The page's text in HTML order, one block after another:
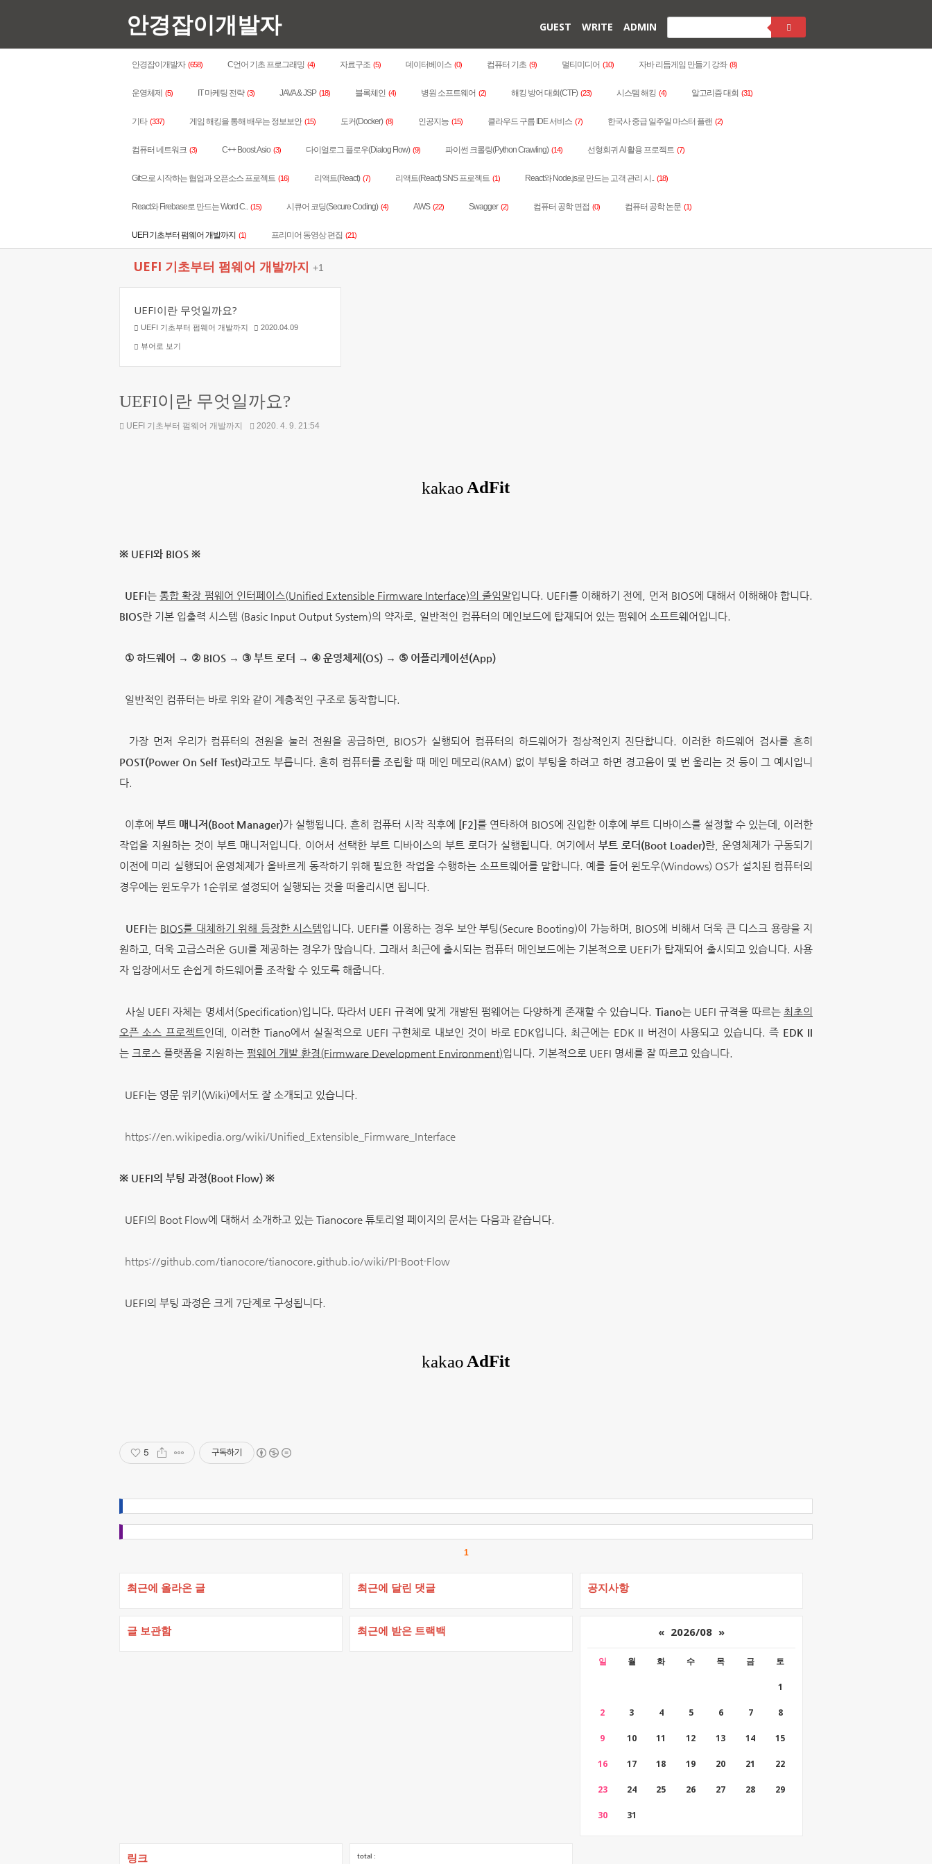
안경잡이개발자 GUEST WRITE ADMIN
안경잡이개발자 (658) C언어 기초 프로그래밍 (4) 자료구조 (5) 데이터베이스 (0) 컴퓨터 기초 (9) 멀티미디어 (10) 자바 리듬게임 만들기 강좌 (8)
운영체제 (5) IT 마케팅 전략 (3) JAVA & JSP (18) 블록체인 (4) 병원 소프트웨어 (2) 해킹 방어 대회(CTF) (23) 시스템 해킹 (4) 알고리즘 대회 (31)
기타 (337) 게임 해킹을 통해 배우는 정보보안 (15) 도커(Docker) (8) 인공지능 (15) 클라우드 구름 IDE 서비스 (7) 한국사 중급 일주일 마스터 플랜 (2)
컴퓨터 네트워크 (3) C++ Boost.Asio (3) 다이얼로그 플로우(Dialog Flow) (9) 파이썬 크롤링(Python Crawling) (14) 선형회귀 AI 활용 프로젝트 (7)
Git으로 시작하는 협업과 오픈소스 프로젝트 (16) 리액트(React) (7) 리액트(React) SNS 프로젝트 (1) React와 Node.js로 만드는 고객 관리 시.. (18)
React와 Firebase로 만드는 Word C.. (15) 시큐어 코딩(Secure Coding) (4) AWS (22) Swagger (2) 컴퓨터 공학 면접 (0) 컴퓨터 공학 논문 (1)
UEFI 기초부터 펌웨어 개발까지 (1) 프리미어 동영상 편집 (21)
UEFI 기초부터 펌웨어 개발까지 +1
UEFI이란 무엇일까요?
UEFI 기초부터 펌웨어 개발까지 2020.04.09
뷰어로 보기
UEFI이란 무엇일까요?
UEFI 기초부터 펌웨어 개발까지 2020. 4. 9. 21:54
※ UEFI와 BIOS ※
UEFI는통합 확장 펌웨어 인터페이스(Unified Extensible Firmware Interface)의 줄임말입니다. UEFI를 이해하기 전에, 먼저 BIOS에 대해서 이해해야 합니다.
BIOS란 기본 입출력 시스템 (Basic Input Output System)의 약자로, 일반적인 컴퓨터의 메인보드에 탑재되어 있는 펌웨어 소프트웨어입니다.
① 하드웨어 → ② BIOS → ③ 부트 로더 → ④ 운영체제(OS) → ⑤ 어플리케이션(App)
일반적인 컴퓨터는 바로 위와 같이 계층적인 구조로 동작합니다.
가장 먼저 우리가 컴퓨터의 전원을 눌러 전원을 공급하면, BIOS가 실행되어 컴퓨터의 하드웨어가 정상적인지 진단합니다. 이러한 하드웨어 검사를 흔히
POST(Power On Self Test)라고도 부릅니다. 흔히 컴퓨터를 조립할 때 메인 메모리(RAM) 없이 부팅을 하려고 하면 경고음이 몇 번 울리는 것 등이 그 예시입니
다.
이후에 부트 매니저(Boot Manager)가 실행됩니다. 흔히 컴퓨터 시작 직후에 [F2]를 연타하여 BIOS에 진입한 이후에 부트 디바이스를 설정할 수 있는데, 이러한
작업을 지원하는 것이 부트 매니저입니다. 이어서 선택한 부트 디바이스의 부트 로더가 실행됩니다. 여기에서 부트 로더(Boot Loader)란, 운영체제가 구동되기
이전에 미리 실행되어 운영체제가 올바르게 동작하기 위해 필요한 작업을 수행하는 소프트웨어를 말합니다. 예를 들어 윈도우(Windows) OS가 설치된 컴퓨터의
경우에는 윈도우가 1순위로 설정되어 실행되는 것을 떠올리시면 됩니다.
UEFI는 BIOS를 대체하기 위해 등장한 시스템입니다. UEFI를 이용하는 경우 보안 부팅(Secure Booting)이 가능하며, BIOS에 비해서 더욱 큰 디스크 용량을 지
원하고, 더욱 고급스러운 GUI를 제공하는 경우가 많습니다. 그래서 최근에 출시되는 컴퓨터 메인보드에는 기본적으로 UEFI가 탑재되어 출시되고 있습니다. 사용
자 입장에서도 손쉽게 하드웨어를 조작할 수 있도록 해줍니다.
사실 UEFI 자체는 명세서(Specification)입니다. 따라서 UEFI 규격에 맞게 개발된 펌웨어는 다양하게 존재할 수 있습니다. Tiano는 UEFI 규격을 따르는최초의
오픈 소스 프로젝트인데, 이러한 Tiano에서 실질적으로 UEFI 구현체로 내보인 것이 바로 EDK입니다. 최근에는 EDK II 버전이 사용되고 있습니다. 즉 EDK II
는 크로스 플랫폼을 지원하는 펌웨어 개발 환경(Firmware Development Environment)입니다. 기본적으로 UEFI 명세를 잘 따르고 있습니다.
UEFI는 영문 위키(Wiki)에서도 잘 소개되고 있습니다.
https://en.wikipedia.org/wiki/Unified_Extensible_Firmware_Interface
※ UEFI의 부팅 과정(Boot Flow) ※
UEFI의 Boot Flow에 대해서 소개하고 있는 Tianocore 튜토리얼 페이지의 문서는 다음과 같습니다.
https://github.com/tianocore/tianocore.github.io/wiki/PI-Boot-Flow
UEFI의 부팅 과정은 크게 7단계로 구성됩니다.
5 구독하기
1
최근에 올라온 글 최근에 달린 댓글 공지사항
글 보관함 최근에 받은 트랙백 « 2026/08 »
일 월 화 수 목 금 토
1
2 3 4 5 6 7 8
9 10 11 12 13 14 15
16 17 18 19 20 21 22
23 24 25 26 27 28 29
30 31
링크 total :